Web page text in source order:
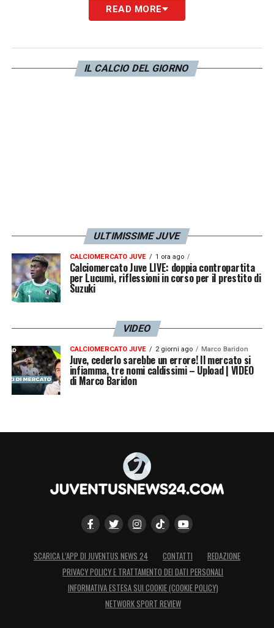
Il Best Men’s Club vede il City competere con
calcio italianoè rappresentato da allenatori
come Spalletti, De Zerbi, Ancelotti, Inzaghi e
READ MORE
IL CALCIO DEL GIORNO
ULTIMISSIME JUVE
CALCIOMERCATO JUVE 1 ora ago
Calciomercato Juve LIVE: doppia contropartita
per Lucumì, riflessioni in corso per il prestito di
Suzuki
VIDEO
CALCIOMERCATO JUVE 2 giorni ago Marco Baridon
Juve, cederlo sarebbe un errore! Il mercato si
infiamma, tre nomi caldissimi – Upload | VIDEO
di Marco Baridon
SCARICA L’APP DI JUVENTUS NEWS 24 CONTATTI
REDAZIONE
PRIVACY POLICY E TRATTAMENTO DEI DATI PERSONALI
INFORMATIVA ESTESA SUI COOKIE (COOKIE POLICY)
NETWORK SPORT REVIEW